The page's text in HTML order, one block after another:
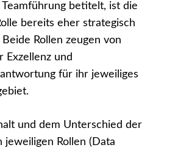
betitelt, ist die
bereits eher strategisch
Rollen zeugen von
Exzellenz und
für ihr jeweiliges
und dem Unterschied der
jeweiligen Rollen (Data